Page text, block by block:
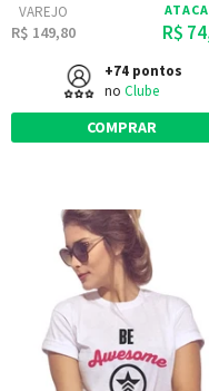
VAREJO
R$ 149,80 R$
+74 pontos
no Clube
COMPRAR